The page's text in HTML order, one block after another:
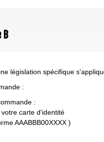
B
législation spécifique
:
:
carte d'identité
AAABBB00XXXX )